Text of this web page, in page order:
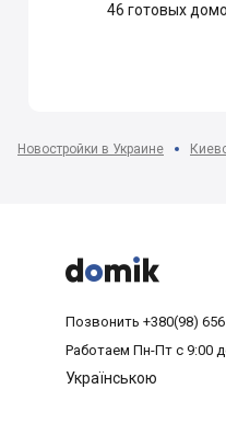
46 готовых
Новостройки в Украине



Позвонить +380(98)
Работаем Пн-Пт с 9:00
Українською